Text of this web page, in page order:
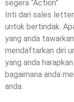
segera “Action”
Inti dari sales
untuk bertindak.
yang anda
mendaftarkan diri
yang anda
bagaimana anda
anda.